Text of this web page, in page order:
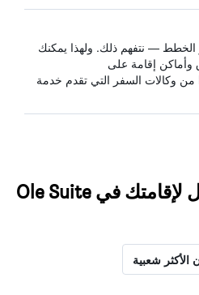
الخطط — نتفهم ذلك. ولهذا يمكنك
وأماكن إقامة على
HotelsCombined من وكالات السفر التي تقدم خدمة
اعثر على نتائج أفضل لإقامتك في Ole Suite
الأكثر شعبية